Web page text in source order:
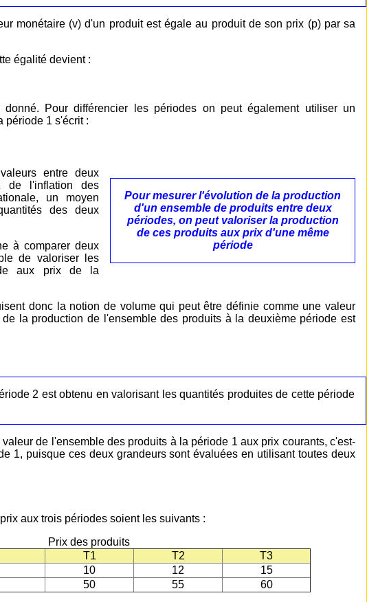
monétaire (v) d'un produit est égale au produit de son prix (p) par sa
égalité devient :
Pour différencier les périodes on peut également utiliser un
période 1 s'écrit :
Pour mesurer l'évolution de la production
d'un ensemble de produits entre deux
périodes, on peut valoriser la production
de ces produits aux prix d'une même
période
entre deux
de l'inflation des
un moyen
des deux
à comparer deux
de valoriser les
aux prix de la
donc la notion de volume qui peut être définie comme une valeur
la production de l'ensemble des produits à la deuxième période est
2 est obtenu en valorisant les quantités produites de cette période
de l'ensemble des produits à la période 1 aux prix courants, c'est-
1, puisque ces deux grandeurs sont évaluées en utilisant toutes deux
aux trois périodes soient les suivants :
Prix des produits
T1
T2
T3
10 12
15
50 55 60